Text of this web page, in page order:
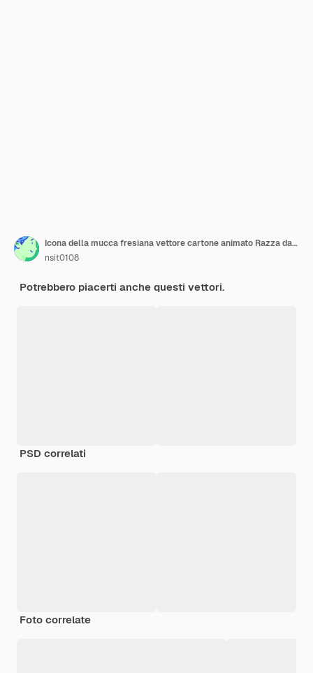
Icona della mucca fresiana vettore cartone animato Razza da fattoria Animale da latte
nsit0108
Potrebbero piacerti anche questi vettori.
PSD correlati
Foto correlate